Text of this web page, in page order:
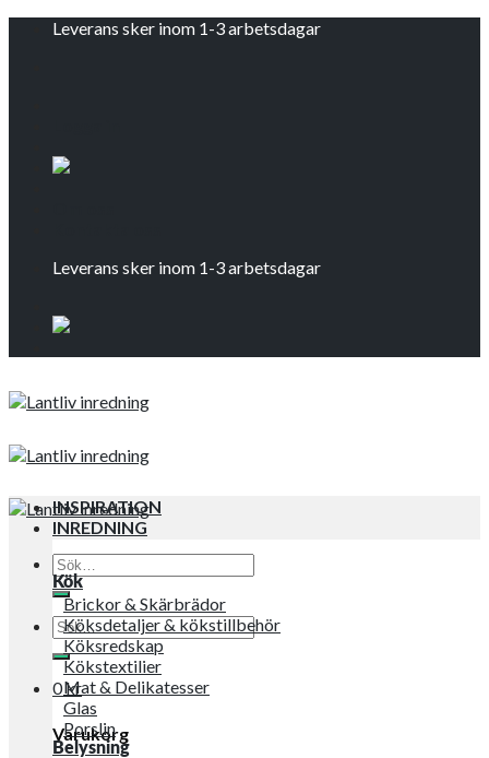
Leverans sker inom 1-3 arbetsdagar
Leverans sker inom 1-3 arbetsdagar
Sök
efter:
Sök
efter:
0kr
Varukorg
INSPIRATION
INREDNING
Kök
Brickor & Skärbrädor
Köksdetaljer & kökstillbehör
Köksredskap
Kökstextilier
Mat & Delikatesser
Glas
Porslin
Belysning